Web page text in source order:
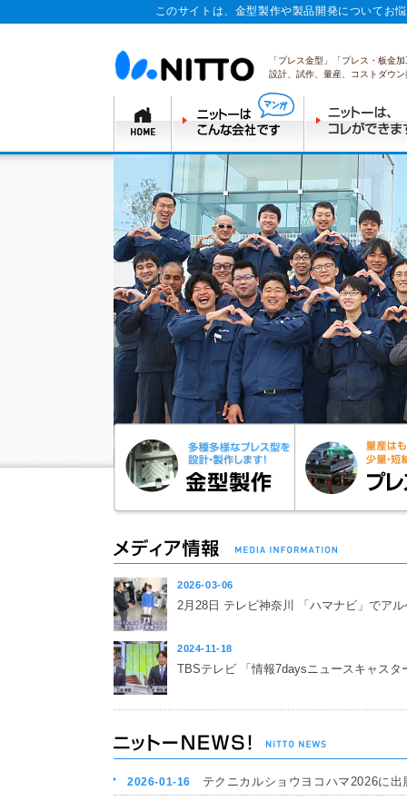
このサイトは、金型製作や製品開発についてお
「プレス金型」「プレス・板金
設計、試作、量産、コストダウ
2026-03-06
2月28日 テレビ神奈川 「ハマナビ」でア
2024-11-18
TBSテレビ 「情報7daysニュースキャスタ
2026-01-16 テクニカルショウヨコハマ2026に